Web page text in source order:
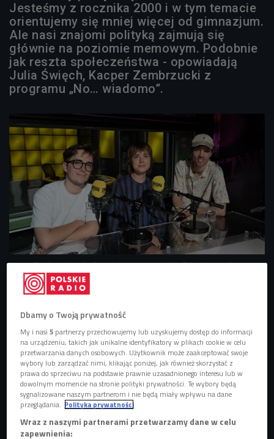
Jesteśmy z rocznika 2000 i w tym temacie
orientujemy się mniej więcej od gimnazjum.
Ale nasi znajomi polityką zajmują się
głównie na poziomie memowym. Podobnie
jak reszta społeczeństwa - opowiadają
Julia Święch, Kacper Zembrzucki z
programu „No… wiadomo”.
Kacper Zembrzucki, Julia Święch i Jeremi Angowski
Foto: Krzysztof
Świeżak/Polskie Radio
TVP2.
Tworzą go młodzi twórcy internetowi: Julia Święch,
Kacper Zembrzucki i Aleksander Lipski.
Każdy odcinek jest skrótem z życia parlamentu,
Internetu, gazet i rozmów dziadków z wnukami.
Ich treści kierowane są do generacji Z.
Życie polityczne w telewizyjnym skrócie
Dbamy o Twoją prywatność
My i nasi5 partnerzy przechowujemy lub uzyskujemy dostęp do informacji
na urządzeniu, takich jak unikalne identyfikatory w plikach cookie w celu
przetwarzania danych osobowych. Użytkownik może zaakceptować swoje
wybory lub zarządzać nimi, klikając poniżej, jak również skorzystać z
prawa do sprzeciwu na podstawie prawnie uzasadnionego interesu lub w
dowolnym momencie na stronie polityki prywatności. Te wybory będą
sygnalizowane naszym partnerom i nie będą miały wpływu na dane
przeglądania. Polityka prywatności
Wraz z naszymi partnerami przetwarzamy dane w celu
zapewnienia: